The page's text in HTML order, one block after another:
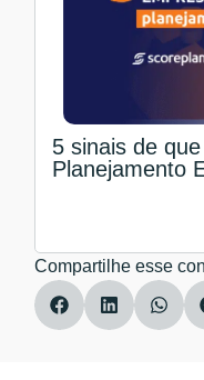
5 sinais de
Planejamento
Compartilhe esse